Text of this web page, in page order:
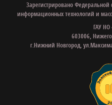
Зарегистрировано Федеральной
информационных технологий и
ГАУ
603006,
г.Нижний Новгород,